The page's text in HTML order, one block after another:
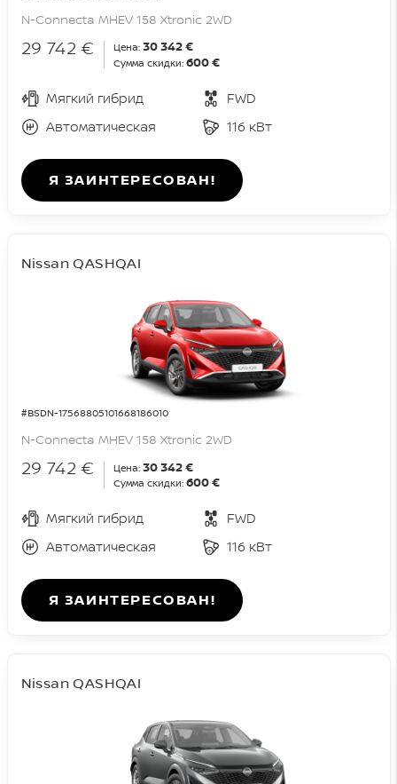
N-Connecta MHEV 158 Xtronic 2WD
29 742 € Цена: 30 342 €
Сумма скидки: 600 €
Мягкий гибрид
FWD
Автоматическая
116 кВт
Я ЗАИНТЕРЕСОВАН!
#BSDN-17568805101668186010
Nissan QASHQAI
N-Connecta MHEV 158 Xtronic 2WD
29 742 € Цена: 30 342 €
Сумма скидки: 600 €
Мягкий гибрид
FWD
Автоматическая
116 кВт
Я ЗАИНТЕРЕСОВАН!
Nissan QASHQAI